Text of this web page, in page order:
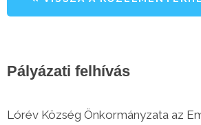
Pályázati felhívás
Lórév Község Önkormányzata az